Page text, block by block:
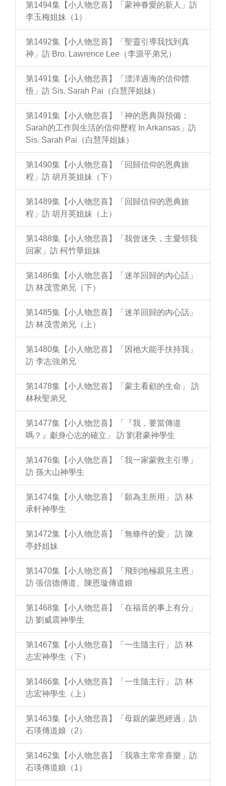
第1494集【小人物悲喜】「蒙神眷愛的新人」訪
李玉梅姐妹（1）
第1492集【小人物悲喜】「聖靈引導我找到真
神」訪 Bro. Lawrence Lee（李源平弟兄）
第1491集【小人物悲喜】「漂洋過海的信仰體
悟」訪 Sis. Sarah Pai（白慧萍姐妹）
第1491集【小人物悲喜】「神的恩典與預備：
Sarah的工作與生活的信仰歷程 In Arkansas」訪
Sis. Sarah Pai（白慧萍姐妹）
第1490集【小人物悲喜】「回歸信仰的恩典旅
程」訪 胡月英姐妹（下）
第1489集【小人物悲喜】「回歸信仰的恩典旅
程」訪 胡月英姐妹（上）
第1488集【小人物悲喜】「我曾迷失，主愛領我
回家」訪 柯竹華姐妹
第1486集【小人物悲喜】「迷羊回歸的內心話」
訪 林茂雪弟兄（下）
第1485集【小人物悲喜】「迷羊回歸的內心話」
訪 林茂雪弟兄（上）
第1480集【小人物悲喜】「因祂大能手扶持我」
訪 李志強弟兄
第1478集【小人物悲喜】「蒙主看顧的生命」 訪
林秋聖弟兄
第1477集【小人物悲喜】「『我，要當傳道
嗎？』獻身心志的確立」 訪 劉君豪神學生
第1476集【小人物悲喜】「我一家蒙救主引導」
訪 孫大山神學生
第1474集【小人物悲喜】「願為主所用」 訪 林
承軒神學生
第1472集【小人物悲喜】「無條件的愛」 訪 陳
亭妤姐妹
第1470集【小人物悲喜】「飛到地極親見主恩」
訪 張信德傳道、陳恩璇傳道娘
第1468集【小人物悲喜】「在福音的事上有分」
訪 劉威震神學生
第1467集【小人物悲喜】「一生隨主行」 訪 林
志宏神學生（下）
第1466集【小人物悲喜】「一生隨主行」 訪 林
志宏神學生（上）
第1463集【小人物悲喜】「母親的蒙恩經過」訪
石瑛傳道娘（2）
第1462集【小人物悲喜】「我靠主常常喜樂」訪
石瑛傳道娘（1）